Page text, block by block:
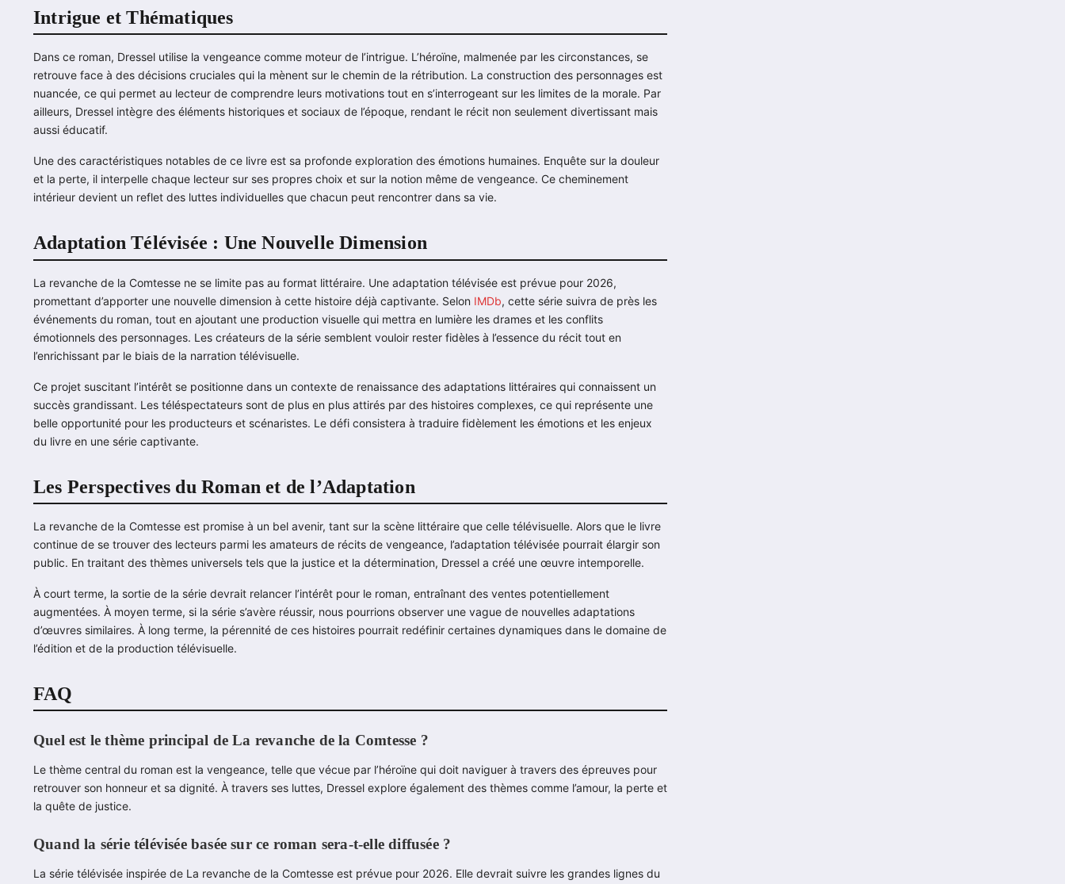
Intrigue et Thématiques
Dans ce roman, Dressel utilise la vengeance comme moteur de l’intrigue. L’héroïne, malmenée par les circonstances, se
retrouve face à des décisions cruciales qui la mènent sur le chemin de la rétribution. La construction des personnages est
nuancée, ce qui permet au lecteur de comprendre leurs motivations tout en s’interrogeant sur les limites de la morale. Par
ailleurs, Dressel intègre des éléments historiques et sociaux de l’époque, rendant le récit non seulement divertissant mais
aussi éducatif.
Une des caractéristiques notables de ce livre est sa profonde exploration des émotions humaines. Enquête sur la douleur
et la perte, il interpelle chaque lecteur sur ses propres choix et sur la notion même de vengeance. Ce cheminement
intérieur devient un reflet des luttes individuelles que chacun peut rencontrer dans sa vie.
Adaptation Télévisée : Une Nouvelle Dimension
La revanche de la Comtesse ne se limite pas au format littéraire. Une adaptation télévisée est prévue pour 2026,
promettant d’apporter une nouvelle dimension à cette histoire déjà captivante. Selon IMDb, cette série suivra de près les
événements du roman, tout en ajoutant une production visuelle qui mettra en lumière les drames et les conflits
émotionnels des personnages. Les créateurs de la série semblent vouloir rester fidèles à l’essence du récit tout en
l’enrichissant par le biais de la narration télévisuelle.
Ce projet suscitant l’intérêt se positionne dans un contexte de renaissance des adaptations littéraires qui connaissent un
succès grandissant. Les téléspectateurs sont de plus en plus attirés par des histoires complexes, ce qui représente une
belle opportunité pour les producteurs et scénaristes. Le défi consistera à traduire fidèlement les émotions et les enjeux
du livre en une série captivante.
Les Perspectives du Roman et de l’Adaptation
La revanche de la Comtesse est promise à un bel avenir, tant sur la scène littéraire que celle télévisuelle. Alors que le livre
continue de se trouver des lecteurs parmi les amateurs de récits de vengeance, l’adaptation télévisée pourrait élargir son
public. En traitant des thèmes universels tels que la justice et la détermination, Dressel a créé une œuvre intemporelle.
À court terme, la sortie de la série devrait relancer l’intérêt pour le roman, entraînant des ventes potentiellement
augmentées. À moyen terme, si la série s’avère réussir, nous pourrions observer une vague de nouvelles adaptations
d’œuvres similaires. À long terme, la pérennité de ces histoires pourrait redéfinir certaines dynamiques dans le domaine de
l’édition et de la production télévisuelle.
FAQ
Quel est le thème principal de La revanche de la Comtesse ?
Le thème central du roman est la vengeance, telle que vécue par l’héroïne qui doit naviguer à travers des épreuves pour
retrouver son honneur et sa dignité. À travers ses luttes, Dressel explore également des thèmes comme l’amour, la perte et
la quête de justice.
Quand la série télévisée basée sur ce roman sera-t-elle diffusée ?
La série télévisée inspirée de La revanche de la Comtesse est prévue pour 2026. Elle devrait suivre les grandes lignes du